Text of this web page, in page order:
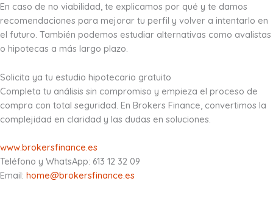
En caso de no viabilidad, te explicamos por qué y te damos
recomendaciones para mejorar tu perfil y volver a intentarlo en
el futuro. También podemos estudiar alternativas como avalistas
o hipotecas a más largo plazo.
Solicita ya tu estudio hipotecario gratuito
Completa tu análisis sin compromiso y empieza el proceso de
compra con total seguridad. En Brokers Finance, convertimos la
complejidad en claridad y las dudas en soluciones.
www.brokersfinance.es
Teléfono y WhatsApp: 613 12 32 09
Email: home@brokersfinance.es